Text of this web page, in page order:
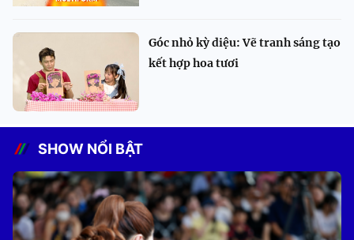
Góc nhỏ kỳ diệu: Vẽ tranh sáng tạo
kết hợp hoa tươi
SHOW NỔI BẬT